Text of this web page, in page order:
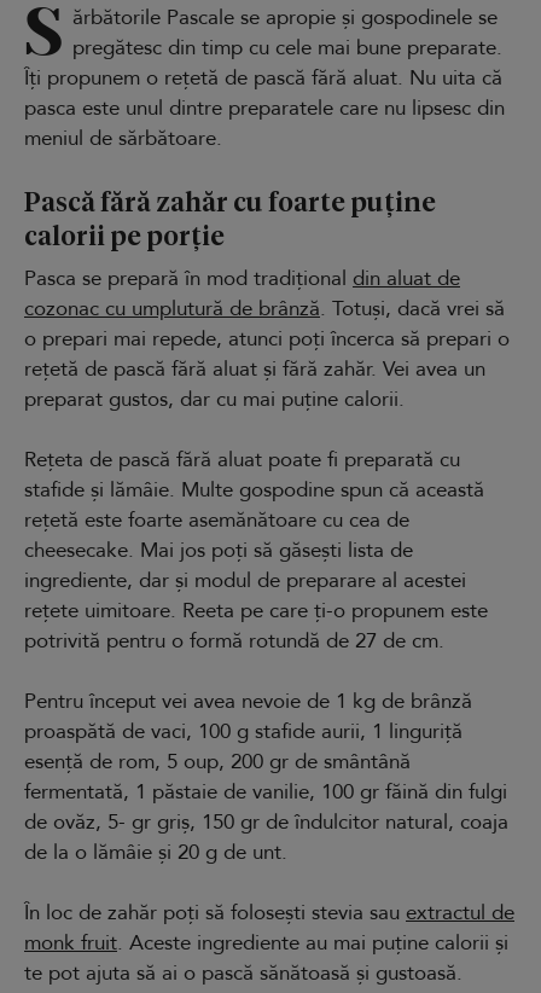
S ărbătorile Pascale se apropie și gospodinele se
pregătesc din timp cu cele mai bune preparate.
Îți propunem o rețetă de pască fără aluat. Nu uita că
pasca este unul dintre preparatele care nu lipsesc din
meniul de sărbătoare.
Pască fără zahăr cu foarte puține
calorii pe porție
Pasca se prepară în mod tradițional din aluat de
cozonac cu umplutură de brânză. Totuși, dacă vrei să
o prepari mai repede, atunci poți încerca să prepari o
rețetă de pască fără aluat și fără zahăr. Vei avea un
preparat gustos, dar cu mai puține calorii.
Rețeta de pască fără aluat poate fi preparată cu
stafide și lămâie. Multe gospodine spun că această
rețetă este foarte asemănătoare cu cea de
cheesecake. Mai jos poți să găsești lista de
ingrediente, dar și modul de preparare al acestei
rețete uimitoare. Reeta pe care ți-o propunem este
potrivită pentru o formă rotundă de 27 de cm.
Pentru început vei avea nevoie de 1 kg de brânză
proaspătă de vaci, 100 g stafide aurii, 1 linguriță
esență de rom, 5 oup, 200 gr de smântână
fermentată, 1 păstaie de vanilie, 100 gr făină din fulgi
de ovăz, 5- gr griș, 150 gr de îndulcitor natural, coaja
de la o lămâie și 20 g de unt.
În loc de zahăr poți să folosești stevia sau extractul de
monk fruit. Aceste ingrediente au mai puține calorii și
te pot ajuta să ai o pască sănătoasă și gustoasă.